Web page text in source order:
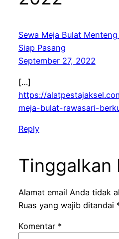
Sewa Meja Bulat
Siap Pasang
September 27, 2022
[…]
https://
meja-bulat-rawasari-
Reply
Tinggalkan
Alamat email Anda tidak
Ruas yang wajib ditandai
Komentar *